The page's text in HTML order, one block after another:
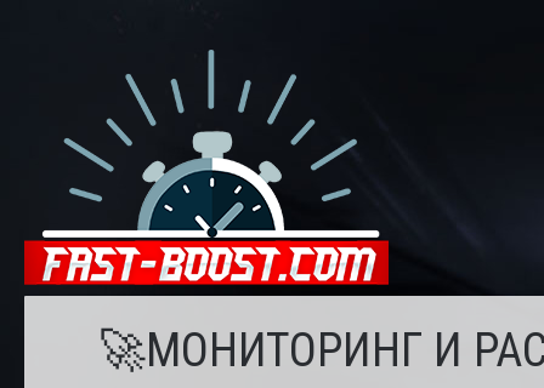
🚀МОНИТОРИНГ И